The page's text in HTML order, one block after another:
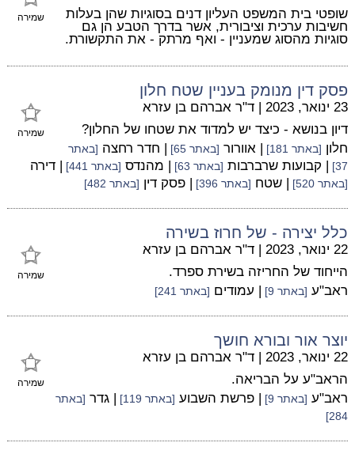
שמירה
שופטי בית המשפט העליון דנים בסוגיות שהן בעלות
חשיבות ערכית וציבורית, אשר בדרך הטבע הן גם
סוגיות מהסוג שמעניין - ואף מרתק - את התקשורת.
פסק דין מנומק בעניין שטח חלון
שמירה
23 ינואר, 2023 | ד"ר אברהם בן עזרא
דיון בנושא - כיצד יש למדוד את שטחו של החלון?
חלון [באתר 181] | אוורור [באתר 65] | חדר רחצה [באתר
37]
| קבועות שרברבות [באתר 63] | מהנדס [באתר 441] | דירה
[באתר 520] | שטח [באתר 396] | פסק דין [באתר 482]
כלל יצירה - של חרוז בשירה
שמירה
22 ינואר, 2023 | ד"ר אברהם בן עזרא
הייחוד של החריזה בשירת ספרד.
ראב"ע [באתר 9] | עמודים [באתר 241]
יוצר אור ובורא חושך
שמירה
22 ינואר, 2023 | ד"ר אברהם בן עזרא
הראב"ע על הבריאה.
ראב"ע [באתר 9] | פרשת השבוע [באתר 119] | גדר [באתר
284]